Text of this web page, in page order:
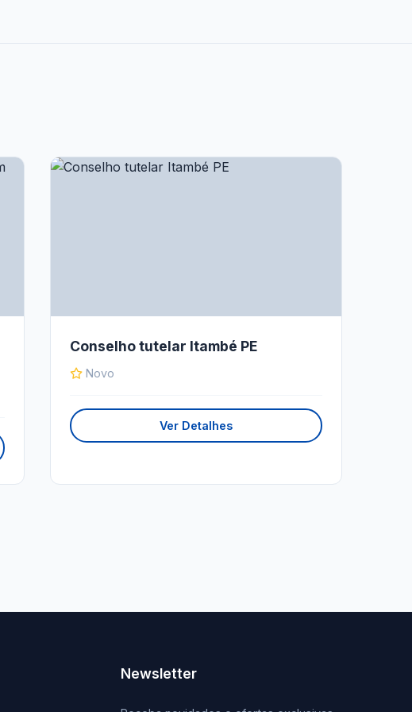
Conselho tutelar Itambé PE
Novo
Ver Detalhes
Newsletter